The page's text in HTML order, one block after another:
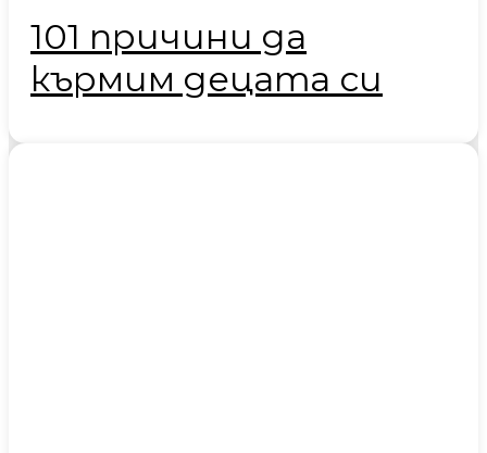
101 причини да
кърмим децата си